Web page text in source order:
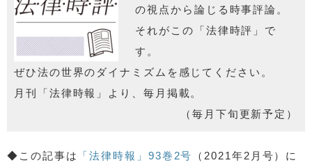
の視点から論じる時事評論。
それがこの「法律時評」で
す。
ぜひ法の世界のダイナミズムを感じてください。
月刊「法律時報」より、毎月掲載。
（毎月下旬更新予定）
◆この記事は 「法律時報」93巻2号
（2021年2月号）に